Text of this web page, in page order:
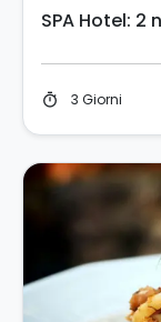
SPA Hotel:
timer 3 Giorni